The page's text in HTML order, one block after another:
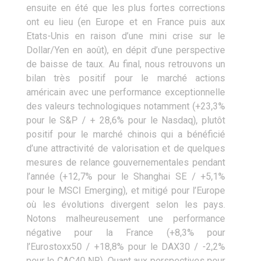
ensuite en été que les plus fortes corrections
ont eu lieu (en Europe et en France puis aux
Etats-Unis en raison d’une mini crise sur le
Dollar/Yen en août), en dépit d’une perspective
de baisse de taux. Au final, nous retrouvons un
bilan très positif pour le marché actions
américain avec une performance exceptionnelle
des valeurs technologiques notamment (+23,3%
pour le S&P / + 28,6% pour le Nasdaq), plutôt
positif pour le marché chinois qui a bénéficié
d’une attractivité de valorisation et de quelques
mesures de relance gouvernementales pendant
l’année (+12,7% pour le Shanghai SE / +5,1%
pour le MSCI Emerging), et mitigé pour l’Europe
où les évolutions divergent selon les pays.
Notons malheureusement une performance
négative pour la France (+8,3% pour
l’Eurostoxx50 / +18,8% pour le DAX30 / -2,2%